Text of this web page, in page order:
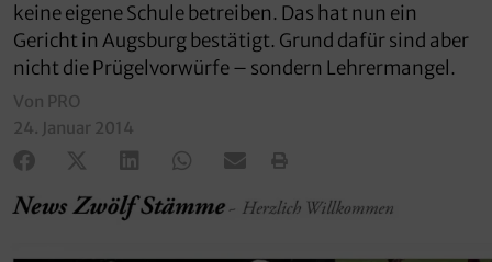
keine eigene Schule betreiben. Das hat nun ein
Gericht in Augsburg bestätigt. Grund dafür sind aber
nicht die Prügelvorwürfe – sondern Lehrermangel.
Von PRO
24. Januar 2014